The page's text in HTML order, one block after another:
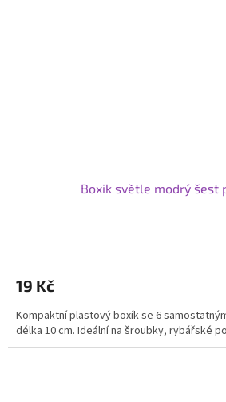
Boxik světle modrý šest
19 Kč
Kompaktní plastový boxík se 6
délka 10 cm. Ideální na šroubky, rybářské